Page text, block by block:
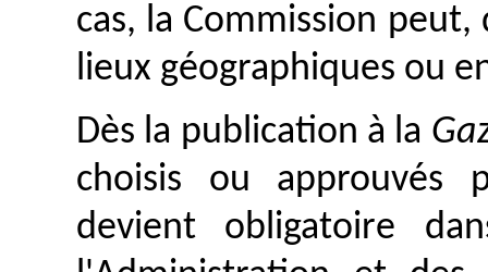
cas, la Commission
lieux géographiques ou
Dès la publication à la
choisis ou approuvés
devient obligatoire